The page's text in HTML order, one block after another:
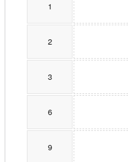
1
2
3
6
9